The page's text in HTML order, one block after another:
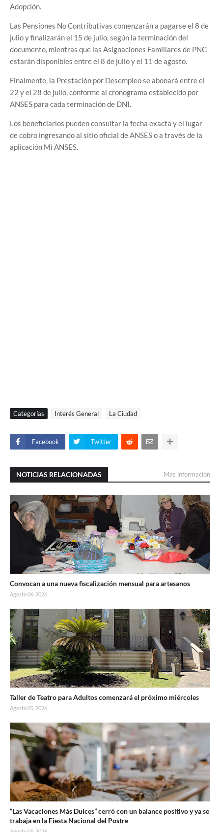
Adopción.
Las Pensiones No Contributivas comenzarán a pagarse el 8 de
julio y finalizarán el 15 de julio, según la terminación del
documento, mientras que las Asignaciones Familiares de PNC
estarán disponibles entre el 8 de julio y el 11 de agosto.
Finalmente, la Prestación por Desempleo se abonará entre el
22 y el 28 de julio, conforme al cronograma establecido por
ANSES para cada terminación de DNI.
Los beneficiarios pueden consultar la fecha exacta y el lugar
de cobro ingresando al sitio oficial de ANSES o a través de la
aplicación Mi ANSES.
Categorías Interés General La Ciudad
Facebook Twitter
NOTICIAS RELACIONADAS Más información
Convocan a una nueva fiscalización mensual para artesanos
Agosto 06, 2026
Taller de Teatro para Adultos comenzará el próximo miércoles
Agosto 05, 2026
“Las Vacaciones Más Dulces” cerró con un balance positivo y ya se
trabaja en la Fiesta Nacional del Postre